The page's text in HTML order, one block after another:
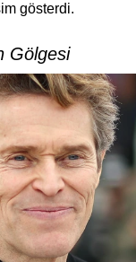
gösterdi.
Gölgesi